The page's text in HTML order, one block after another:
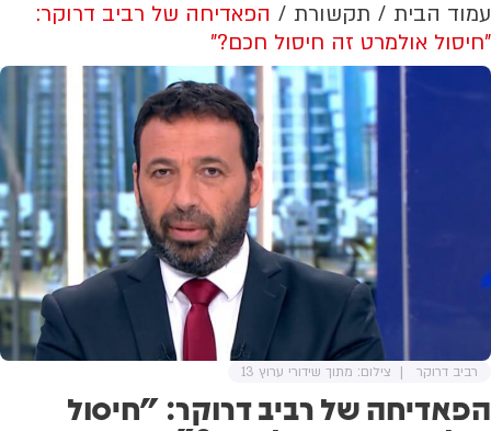
עמוד הבית תקשורת
הפאדיחה של רביב דרוקר:
"חיסול אולמרט זה חיסול חכם?"
הפאדיחה של רביב דרוקר: "חיסול
רביב דרוקר צילום: מתוך שידורי ערוץ 13